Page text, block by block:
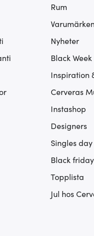
Rum
Varumärken
Nyheter
Black Week
Inspiration
Cerveras
Instashop
Designers
Singles day
Black friday
Topplista
Jul hos